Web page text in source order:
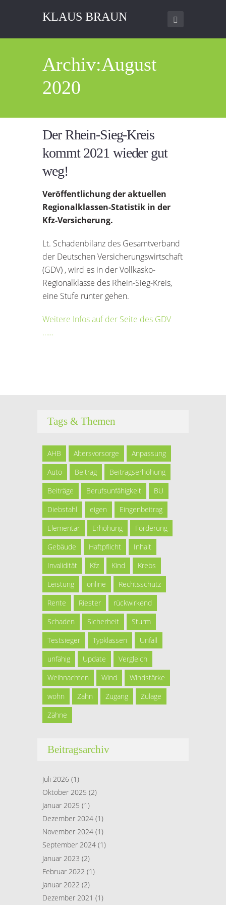
KLAUS BRAUN
Archiv:August
2020
Der Rhein-Sieg-Kreis
kommt 2021 wieder gut
weg!
Veröffentlichung der aktuellen
Regionalklassen-Statistik in der
Kfz-Versicherung.
Lt. Schadenbilanz des Gesamtverband
der Deutschen Versicherungswirtschaft
(GDV) , wird es in der Vollkasko-
Regionalklasse des Rhein-Sieg-Kreis,
eine Stufe runter gehen.
Weitere Infos auf der Seite des GDV
……
Tags & Themen
AHB Altersvorsorge
Anpassung
Auto
Beitrag
Beitragserhöhung
Beiträge
Berufsunfähigkeit
BU
Diebstahl
eigen
Eingenbeitrag
Elementar
Erhöhung
Förderung
Gebäude
Haftpflicht
Inhalt
Invalidität
Kfz Kind
Krebs
Leistung
online
Rechtsschutz
Rente
Riester
rückwirkend
Schaden
Sicherheit
Sturm
Testsieger
Typklassen
Unfall
unfähig
Update
Vergleich
Weihnachten
Wind
Windstärke
wohn
Zahn Zugang
Zulage
Zähne
Beitragsarchiv
Juli 2026 (1)
Oktober 2025 (2)
Januar 2025 (1)
Dezember 2024 (1)
November 2024 (1)
September 2024 (1)
Januar 2023 (2)
Februar 2022 (1)
Januar 2022 (2)
Dezember 2021 (1)